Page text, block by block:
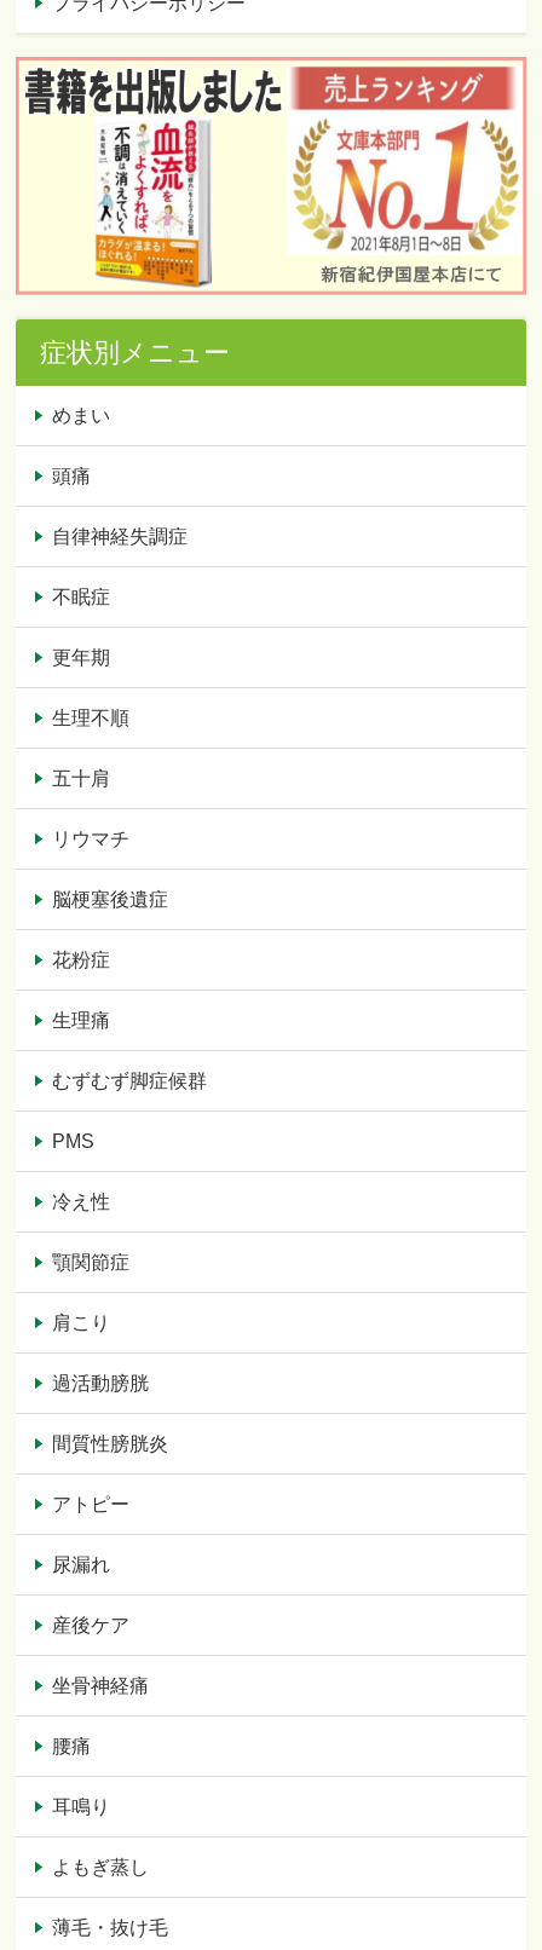
症状別メニュー
めまい
頭痛
自律神経失調症
不眠症
更年期
生理不順
五十肩
リウマチ
脳梗塞後遺症
花粉症
生理痛
むずむず脚症候群
PMS
冷え性
顎関節症
肩こり
過活動膀胱
間質性膀胱炎
アトピー
尿漏れ
産後ケア
坐骨神経痛
腰痛
耳鳴り
よもぎ蒸し
薄毛・抜け毛